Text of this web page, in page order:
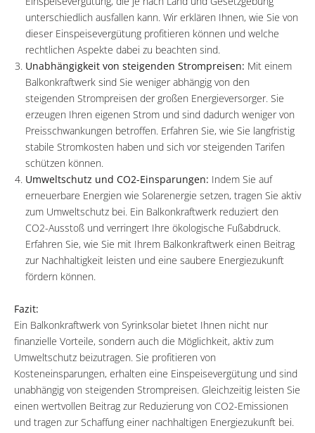
unterschiedlich ausfallen kann. Wir erklären Ihnen, wie Sie von
dieser Einspeisevergütung profitieren können und welche
rechtlichen Aspekte dabei zu beachten sind.
Unabhängigkeit von steigenden Strompreisen: Mit einem
Balkonkraftwerk sind Sie weniger abhängig von den
steigenden Strompreisen der großen Energieversorger. Sie
erzeugen Ihren eigenen Strom und sind dadurch weniger von
Preisschwankungen betroffen. Erfahren Sie, wie Sie langfristig
stabile Stromkosten haben und sich vor steigenden Tarifen
schützen können.
Umweltschutz und CO2-Einsparungen: Indem Sie auf
erneuerbare Energien wie Solarenergie setzen, tragen Sie aktiv
zum Umweltschutz bei. Ein Balkonkraftwerk reduziert den
CO2-Ausstoß und verringert Ihre ökologische Fußabdruck.
Erfahren Sie, wie Sie mit Ihrem Balkonkraftwerk einen Beitrag
zur Nachhaltigkeit leisten und eine saubere Energiezukunft
fördern können.
Fazit:
Ein Balkonkraftwerk von Syrinksolar bietet Ihnen nicht nur
finanzielle Vorteile, sondern auch die Möglichkeit, aktiv zum
Umweltschutz beizutragen. Sie profitieren von
Kosteneinsparungen, erhalten eine Einspeisevergütung und sind
unabhängig von steigenden Strompreisen. Gleichzeitig leisten Sie
einen wertvollen Beitrag zur Reduzierung von CO2-Emissionen
und tragen zur Schaffung einer nachhaltigen Energiezukunft bei.